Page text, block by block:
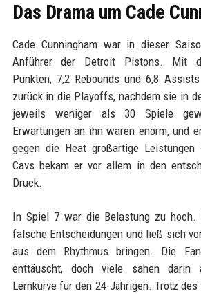
Das Drama um Cade
Cade Cunningham war in dieser
Anführer der Detroit Pistons. Mit
Punkten, 7,2 Rebounds und 6,8
zurück in die Playoffs, nachdem sie in
jeweils weniger als 30 Spiele
Erwartungen an ihn waren enorm, und
gegen die Heat großartige
Cavs bekam er vor allem in den
Druck.
In Spiel 7 war die Belastung zu
falsche Entscheidungen und ließ sich
aus dem Rhythmus bringen. Die
enttäuscht, doch viele sahen darin
Lernkurve für den 24-Jährigen. Trotz